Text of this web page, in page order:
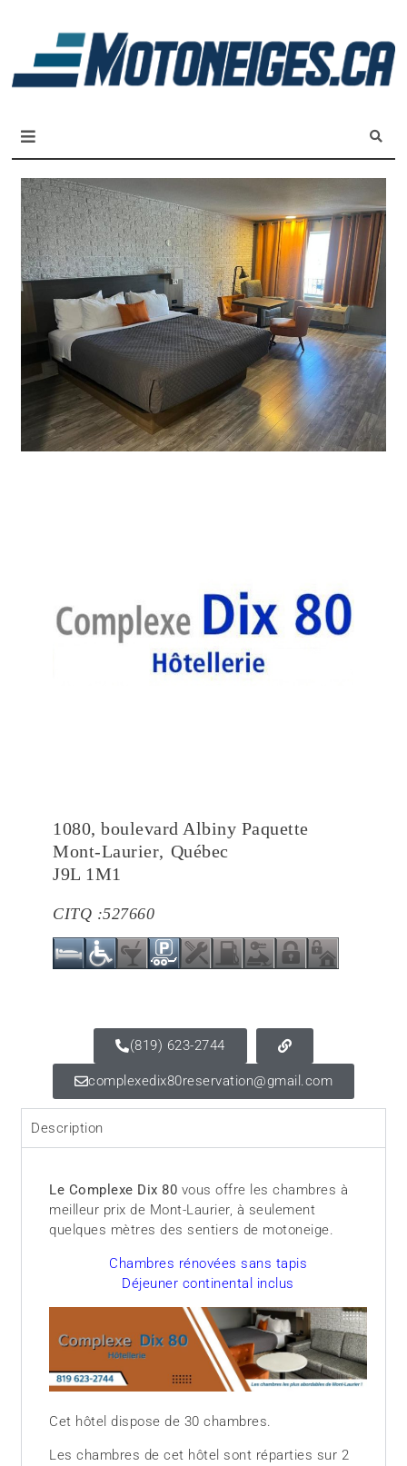
1080, boulevard Albiny Paquette
Mont-Laurier, Québec
J9L 1M1
CITQ :527660
(819) 623-2744
complexedix80reservation@gmail.com
Description
Le Complexe Dix 80 vous offre les chambres à
meilleur prix de Mont-Laurier, à seulement
quelques mètres des sentiers de motoneige.
Chambres rénovées sans tapis
Déjeuner continental inclus
Cet hôtel dispose de 30 chambres.
Les chambres de cet hôtel sont réparties sur 2